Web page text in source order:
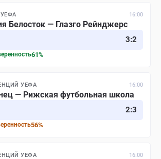
16:00
Белосток — Глазго Рейнджерс
3:2
61%
УЕФА 16:00
— Рижская футбольная школа
2:3
56%
УЕФА 16:00